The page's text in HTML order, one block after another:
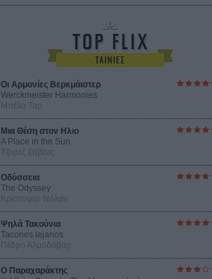
Οι Αρμονίες Βερκμάιστερ
Werckmeister Harmonies
Μπέλα Ταρ
Μια Θέση στον Ηλιο
A Place in the Sun
Τζορτζ Στίβενς
Οδύσσεια
The Odyssey
Κρίστοφερ Νόλαν
Ψηλά Τακούνια
Tacones lejanos
Πέδρο Αλμοδόβαρ
Ο Παραχαράκτης